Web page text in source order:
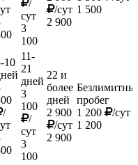
/
сут
3
100
/сут
2 900
1 500
10
/
11-
21
дней
3
100
/
сут
3
100
22 и
более
дней
2 900
/сут
2 900
пробег
1 200
/сут
1 200